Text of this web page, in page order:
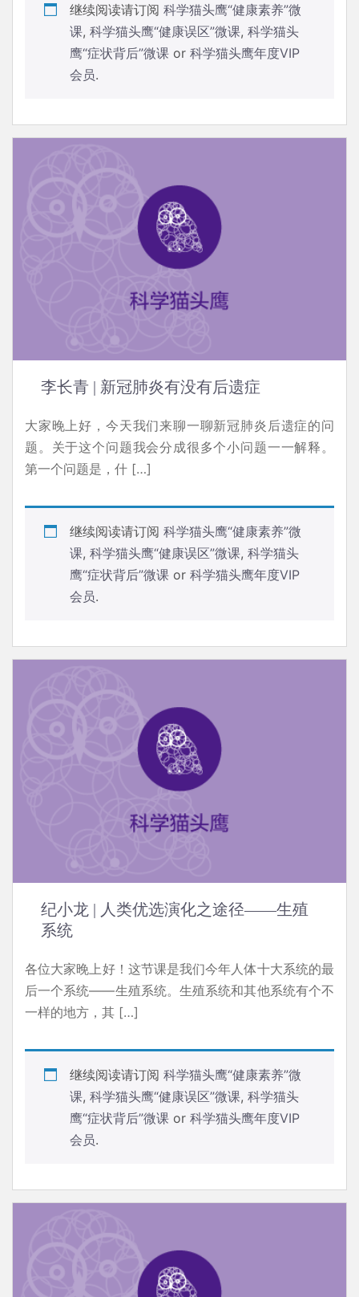
继续阅读请订阅 科学猫头鹰“健康素养”微
课, 科学猫头鹰“健康误区”微课, 科学猫头
鹰“症状背后”微课 or 科学猫头鹰年度VIP
会员.
李长青 | 新冠肺炎有没有后遗症
大家晚上好，今天我们来聊一聊新冠肺炎后遗症的问
题。关于这个问题我会分成很多个小问题一一解释。
第一个问题是，什 […]
继续阅读请订阅 科学猫头鹰“健康素养”微
课, 科学猫头鹰“健康误区”微课, 科学猫头
鹰“症状背后”微课 or 科学猫头鹰年度VIP
会员.
纪小龙 | 人类优选演化之途径——生殖
系统
各位大家晚上好！这节课是我们今年人体十大系统的最
后一个系统——生殖系统。生殖系统和其他系统有个不
一样的地方，其 […]
继续阅读请订阅 科学猫头鹰“健康素养”微
课, 科学猫头鹰“健康误区”微课, 科学猫头
鹰“症状背后”微课 or 科学猫头鹰年度VIP
会员.